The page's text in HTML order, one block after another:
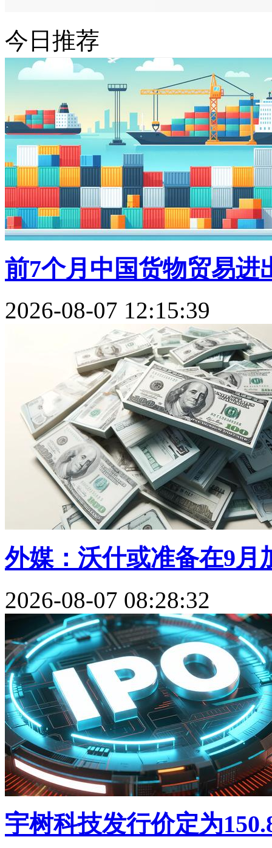
今日推荐
前7个月中国货物贸易进
2026-08-07 12:15:39
外媒：沃什或准备在9月
2026-08-07 08:28:32
宇树科技发行价定为